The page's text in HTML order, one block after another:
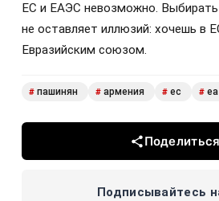
ЕС и ЕАЭС невозможно.
не оставляет иллюзий: хочешь в
Евразийским союзом.
# пашинян # армения # ес #
Поделиться
Подписывайтесь